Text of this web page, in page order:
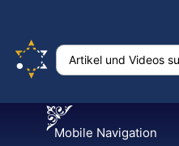
Mobile Navigation